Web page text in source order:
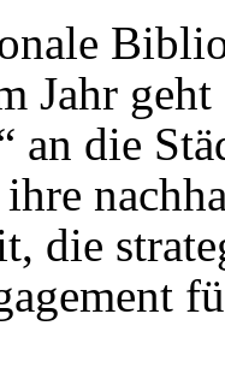
Jahr
an die
die